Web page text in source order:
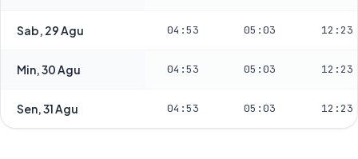
Sab, 29 Agu 04:53 05:03 12:23
Min, 30 Agu 04:53 05:03 12:23
Sen, 31 Agu 04:53 05:03 12:23